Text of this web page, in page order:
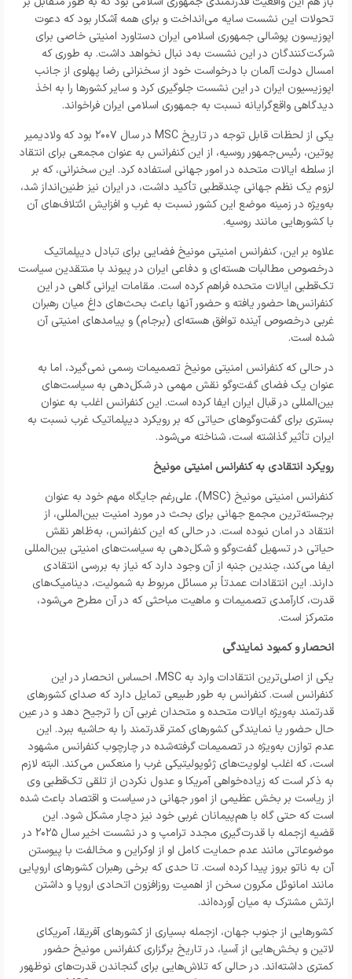
تحولات این نشست سایه می‌انداخت و برای همه آشکار بود که دعوت
اپوزیسون پوشالی جمهوری اسلامی ایران دستاورد امنیتی خاصی برای
شرکت‌کنندگان در این نشست به‌د نبال نخواهد داشت. به طوری که
امسال دولت آلمان با درخواست خود از سخنرانی رضا پهلوی از جانب
اپوزیسیون ایران در این نشست جلوگیری کرد و سایر کشور‌ها را به اخذ
دیدگاهی واقع‌گرایانه نسبت به جمهوری اسلامی ایران فراخواند.
یکی از لحظات قابل توجه در تاریخ MSC در سال ۲۰۰۷ بود که ولادیمیر
پوتین، رئیس‌جمهور روسیه، از این کنفرانس به عنوان مجمعی برای انتقاد
از سلطه ایالات متحده در امور جهانی استفاده کرد. این سخنرانی، که بر
لزوم یک نظم جهانی چندقطبی تأکید داشت، در ایران نیز طنین‌انداز شد،
به‌ویژه در زمینه موضع این کشور نسبت به غرب و افزایش ائتلاف‌های آن
با کشور‌هایی مانند روسیه.
علاوه بر این، کنفرانس امنیتی مونیخ فضایی برای تبادل دیپلماتیک
درخصوص مطالبات هسته‌ای و دفاعی ایران در پیوند با منتقدین سیاست
تک‌قطبی ایالات متحده فراهم کرده است. مقامات ایرانی گاهی در این
کنفرانس‌ها حضور یافته و حضور آنها باعث بحث‌های داغ میان رهبران
غربی درخصوص آینده توافق هسته‌ای (برجام) و پیامد‌های امنیتی آن
شده است.
در حالی که کنفرانس امنیتی مونیخ تصمیمات رسمی نمی‌گیرد، اما به
عنوان یک فضای گفت‌و‌گو نقش مهمی در شکل‌دهی به سیاست‌های
بین‌المللی در قبال ایران ایفا کرده است. این کنفرانس اغلب به عنوان
بستری برای گفت‌و‌گو‌های حیاتی که بر رویکرد دیپلماتیک غرب نسبت به
ایران تأثیر گذاشته است، شناخته می‌شود.
رویکرد انتقادی به کنفرانس امنیتی مونیخ
کنفرانس امنیتی مونیخ (MSC)، علی‌رغم جایگاه مهم خود به عنوان
برجسته‌ترین مجمع جهانی برای بحث در مورد امنیت بین‌المللی، از
انتقاد در امان نبوده است. در حالی که این کنفرانس، به‌ظاهر نقش
حیاتی در تسهیل گفت‌و‌گو و شکل‌دهی به سیاست‌های امنیتی بین‌المللی
ایفا می‌کند، چندین جنبه از آن وجود دارد که نیاز به بررسی انتقادی
دارند. این انتقادات عمدتاً بر مسائل مربوط به شمولیت، دینامیک‌های
قدرت، کارآمدی تصمیمات و ماهیت مباحثی که در آن مطرح می‌شود،
متمرکز است.
انحصار و کمبود نمایندگی
یکی از اصلی‌ترین انتقادات وارد به MSC، احساس انحصار در این
کنفرانس است. کنفرانس به طور طبیعی تمایل دارد که صدای کشور‌های
قدرتمند به‌ویژه ایالات متحده و متحدان غربی آن را ترجیح دهد و در عین
حال حضور یا نمایندگی کشور‌های کمتر قدرتمند را به حاشیه ببرد. این
عدم توازن به‌ویژه در تصمیمات گرفته‌شده در چارچوب کنفرانس مشهود
است، که اغلب اولویت‌های ژئوپولیتیکی غرب را منعکس می‌کند. البته لازم
به ذکر است که زیاده‌خواهی آمریکا و عدول نکردن از تلقی تک‌قطبی وی
از ریاست بر بخش عظیمی از امور جهانی در سیاست و اقتصاد باعث شده
است که حتی گاه با هم‌پیمانان غربی خود نیز دچار مشکل شود. این
قضیه ازجمله با قدرت‌گیری مجدد ترامپ و در نشست اخیر سال ۲۰۲۵ در
موضوعاتی مانند عدم حمایت کامل او از اوکراین و مخالفت با پیوستن
آن به ناتو بروز پیدا کرده است. تا حدی که برخی رهبران کشور‌های اروپایی
مانند امانوئل مکرون سخن از اهمیت روزافزون اتحادی اروپا و داشتن
ارتش مشترک به میان آورده‌اند.
کشور‌هایی از جنوب جهان، ازجمله بسیاری از کشور‌های آفریقا، آمریکای
لاتین و بخش‌هایی از آسیا، در تاریخ برگزاری کنفرانس مونیخ حضور
کمتری داشته‌اند. در حالی که تلاش‌هایی برای گنجاندن قدرت‌های نوظهور